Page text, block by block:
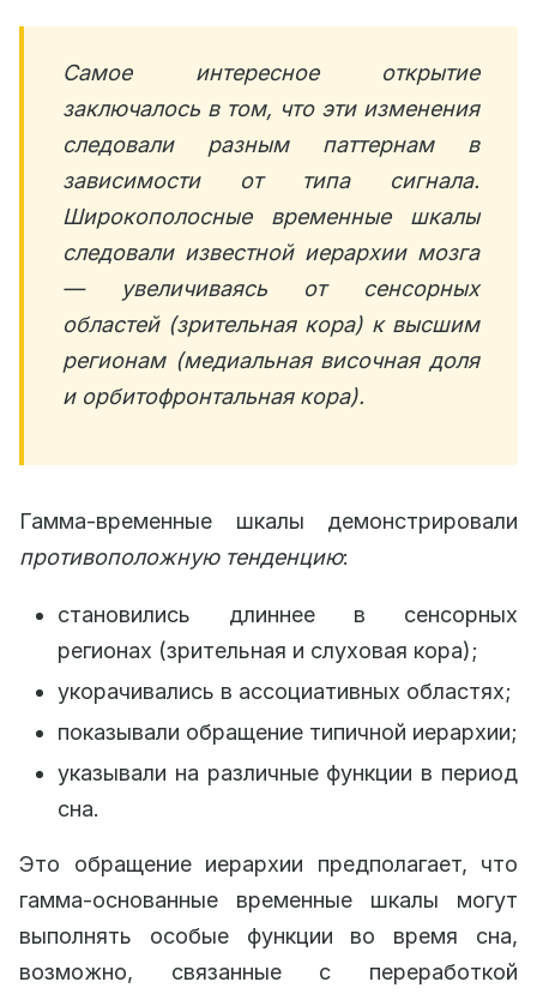
Самое интересное открытие
заключалось в том, что эти изменения
следовали разным паттернам в
зависимости от типа сигнала.
Широкополосные временные шкалы
следовали известной иерархии мозга
— увеличиваясь от сенсорных
областей (зрительная кора) к высшим
регионам (медиальная височная доля
и орбитофронтальная кора).
Гамма-временные шкалы демонстрировали
противоположную тенденцию:
становились длиннее в сенсорных
регионах (зрительная и слуховая кора);
укорачивались в ассоциативных областях;
показывали обращение типичной иерархии;
указывали на различные функции в период
сна.
Это обращение иерархии предполагает, что
гамма-основанные временные шкалы могут
выполнять особые функции во время сна,
возможно, связанные с переработкой